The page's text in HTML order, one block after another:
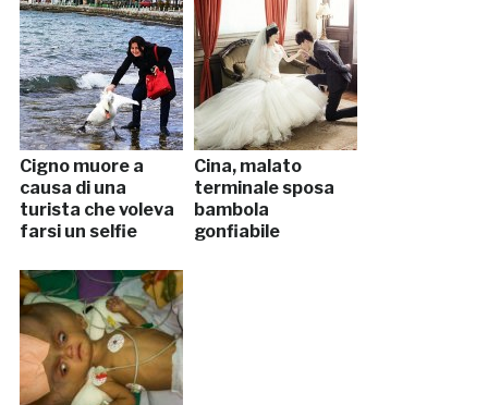
Cigno muore a
causa di una
turista che voleva
farsi un selfie
Cina, malato
terminale sposa
bambola
gonfiabile